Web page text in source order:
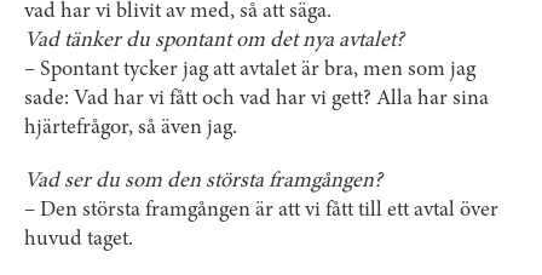
vad har vi blivit av med, så att säga.
Vad tänker du spontant om det nya avtalet?
– Spontant tycker jag att avtalet är bra, men som jag
sade: Vad har vi fått och vad har vi gett? Alla har sina
hjärtefrågor, så även jag.
Vad ser du som den största framgången?
– Den största framgången är att vi fått till ett avtal över
huvud taget.